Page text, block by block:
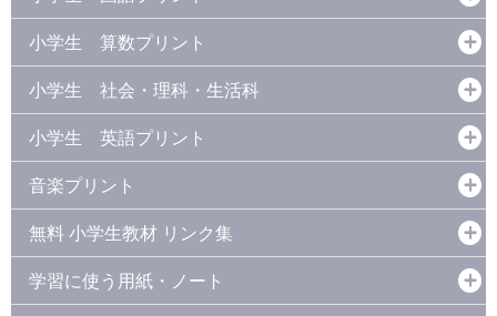
小学生 算数プリント
小学生 社会・理科・生活科
小学生 英語プリント
音楽プリント
無料 小学生教材 リンク集
学習に使う用紙・ノート